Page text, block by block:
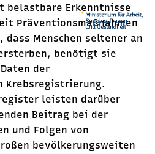
belastbare Erkenntnisse
Präventionsmaßnahmen
dass Menschen seltener an
benötigt sie
der
Krebsregistrierung.
leisten darüber
Beitrag bei der
und Folgen von
bevölkerungsweiten